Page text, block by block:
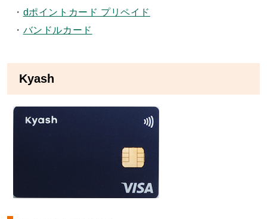
dポイントカード プリペイド
バンドルカード
Kyash